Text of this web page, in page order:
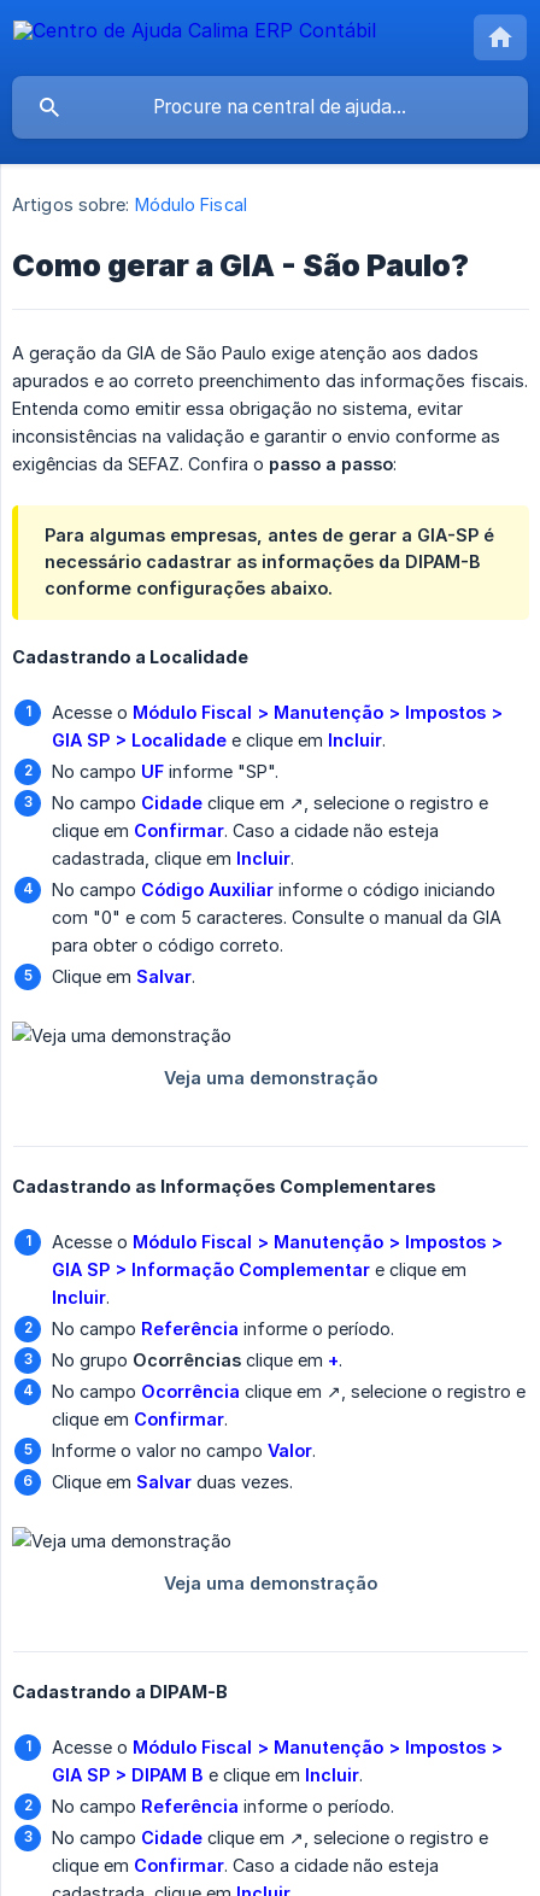
Artigos sobre: Módulo Fiscal
Como gerar a GIA - São Paulo?
A geração da GIA de São Paulo exige atenção aos dados
apurados e ao correto preenchimento das informações fiscais.
Entenda como emitir essa obrigação no sistema, evitar
inconsistências na validação e garantir o envio conforme as
exigências da SEFAZ. Confira o passo a passo:
Para algumas empresas, antes de gerar a GIA-SP é
necessário cadastrar as informações da DIPAM-B
conforme configurações abaixo.
Cadastrando a Localidade
Acesse o Módulo Fiscal > Manutenção > Impostos >
GIA SP > Localidade e clique em Incluir.
No campo UF informe "SP".
No campo Cidade clique em ↗️, selecione o registro e
clique em Confirmar. Caso a cidade não esteja
cadastrada, clique em Incluir.
No campo Código Auxiliar informe o código iniciando
com "0" e com 5 caracteres. Consulte o manual da GIA
para obter o código correto.
Clique em Salvar.
Cadastrando as Informações Complementares
Acesse o Módulo Fiscal > Manutenção > Impostos >
GIA SP > Informação Complementar e clique em
Incluir.
No campo Referência informe o período.
No grupo Ocorrências clique em +.
No campo Ocorrência clique em ↗️, selecione o registro e
clique em Confirmar.
Informe o valor no campo Valor.
Clique em Salvar duas vezes.
Cadastrando a DIPAM-B
Acesse o Módulo Fiscal > Manutenção > Impostos >
GIA SP > DIPAM B e clique em Incluir.
No campo Referência informe o período.
No campo Cidade clique em ↗️, selecione o registro e
clique em Confirmar. Caso a cidade não esteja